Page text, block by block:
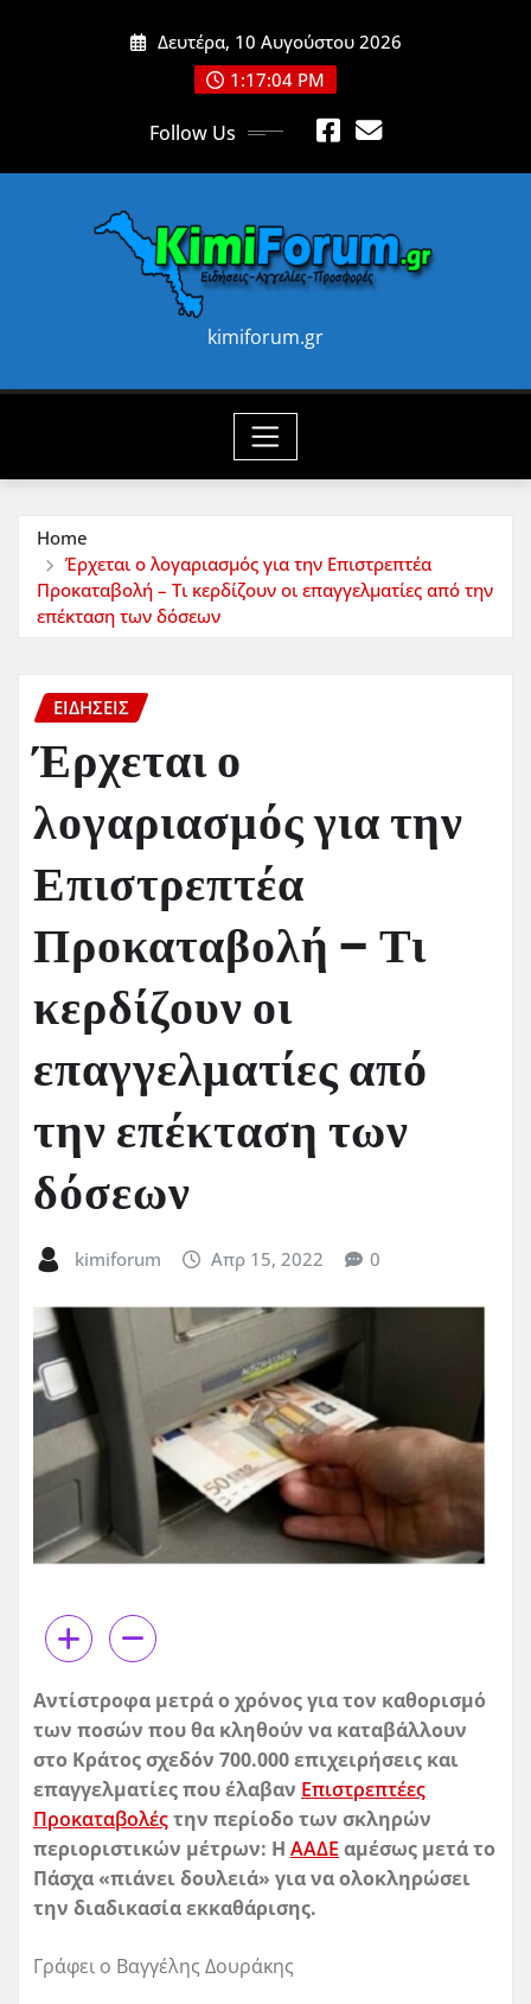
Δευτέρα, 10 Αυγούστου 2026
1:17:06 PM
Follow Us
kimiforum.gr
Home
Έρχεται ο λογαριασμός για την Επιστρεπτέα
Προκαταβολή – Τι κερδίζουν οι επαγγελματίες από την
επέκταση των δόσεων
ΕΙΔΗΣΕΙΣ
Έρχεται ο
λογαριασμός για την
Επιστρεπτέα
Προκαταβολή – Τι
κερδίζουν οι
επαγγελματίες από
την επέκταση των
δόσεων
kimiforum Απρ 15, 2022 0
Αντίστροφα μετρά ο χρόνος για τον καθορισμό
των ποσών που θα κληθούν να καταβάλλουν
στο Κράτος σχεδόν 700.000 επιχειρήσεις και
επαγγελματίες που έλαβαν Επιστρεπτέες
Προκαταβολέςτην περίοδο των σκληρών
περιοριστικών μέτρων: Η ΑΑΔΕ αμέσως μετά το
Πάσχα «πιάνει δουλειά» για να ολοκληρώσει
την διαδικασία εκκαθάρισης.
Γράφει ο Βαγγέλης Δουράκης